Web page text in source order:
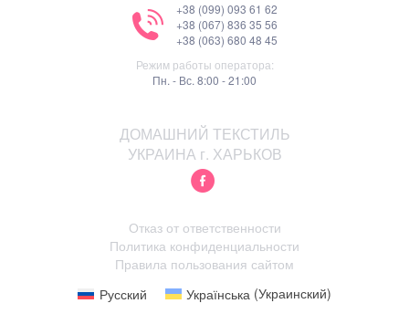
+38 (099) 093 61 62
+38 (067) 836 35 56
+38 (063) 680 48 45
Режим работы оператора:
Пн. - Вс. 8:00 - 21:00
ДОМАШНИЙ ТЕКСТИЛЬ
УКРАИНА г. ХАРЬКОВ
Отказ от ответственности
Политика конфиденциальности
Правила пользования сайтом
Русский
Українська (Украинский)